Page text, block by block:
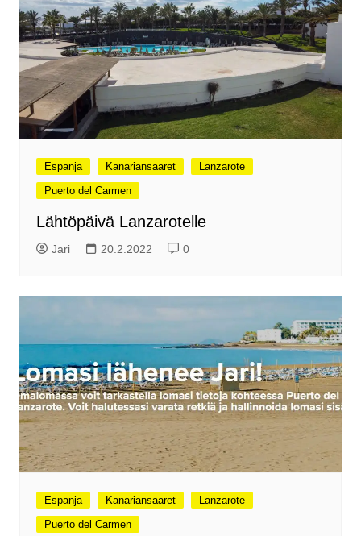
Espanja Kanariansaaret
Lanzarote
Puerto del Carmen
Lähtöpäivä Lanzarotelle
Jari 20.2.2022 0
Espanja Kanariansaaret
Lanzarote
Puerto del Carmen